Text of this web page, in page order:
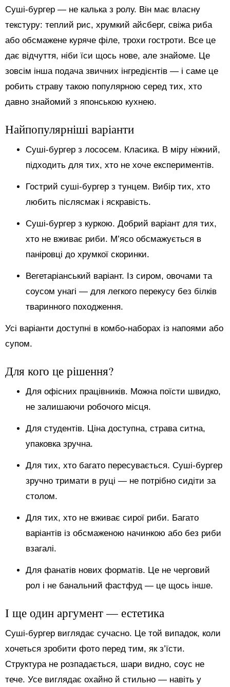
Суші-бургер — не калька з ролу. Він має власну
текстуру: теплий рис, хрумкий айсберг, свіжа риба
або обсмажене куряче філе, трохи гостроти. Все це
дає відчуття, ніби їси щось нове, але знайоме. Це
зовсім інша подача звичних інгредієнтів — і саме це
робить страву такою популярною серед тих, хто
давно знайомий з японською кухнею.
Найпопулярніші варіанти
Суші-бургер з лососем. Класика. В міру ніжний,
підходить для тих, хто не хоче експериментів.
Гострий суші-бургер з тунцем. Вибір тих, хто
любить післясмак і яскравість.
Суші-бургер з куркою. Добрий варіант для тих,
хто не вживає риби. М’ясо обсмажується в
паніровці до хрумкої скоринки.
Вегетаріанський варіант. Із сиром, овочами та
соусом унагі — для легкого перекусу без білків
тваринного походження.
Усі варіанти доступні в комбо-наборах із напоями або
супом.
Для кого це рішення?
Для офісних працівників. Можна поїсти швидко,
не залишаючи робочого місця.
Для студентів. Ціна доступна, страва ситна,
упаковка зручна.
Для тих, хто багато пересувається. Суші-бургер
зручно тримати в руці — не потрібно сидіти за
столом.
Для тих, хто не вживає сирої риби. Багато
варіантів із обсмаженою начинкою або без риби
взагалі.
Для фанатів нових форматів. Це не черговий
рол і не банальний фастфуд — це щось інше.
І ще один аргумент — естетика
Суші-бургер виглядає сучасно. Це той випадок, коли
хочеться зробити фото перед тим, як з’їсти.
Структура не розпадається, шари видно, соус не
тече. Усе виглядає охайно й стильно — навіть у